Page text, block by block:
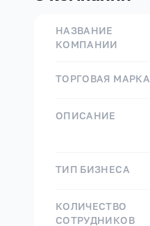
НАЗВАНИЕ
КОМПАНИИ
ТОРГОВАЯ МАРКА
ОПИСАНИЕ
ТИП БИЗНЕСА
КОЛИЧЕСТВО
СОТРУДНИКОВ